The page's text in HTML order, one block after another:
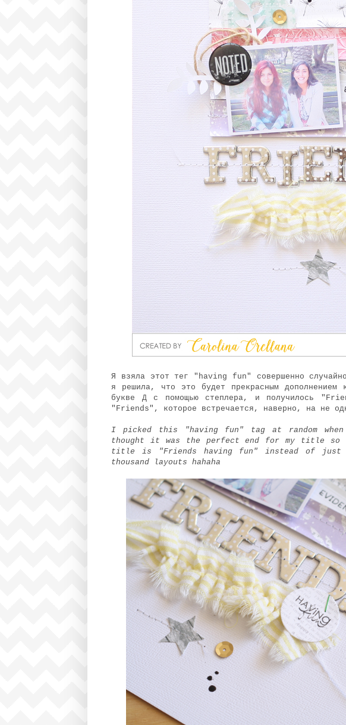
Я взяла этот тег "having fun" совершенно
я решила, что это будет прекрасным
букве Д с помощью степлера, и получилось
"Friends", которое встречается, наверно, на не
I picked this "having fun" tag at random
thought it was the perfect end for my title
title is "Friends having fun" instead of just
thousand layouts hahahа